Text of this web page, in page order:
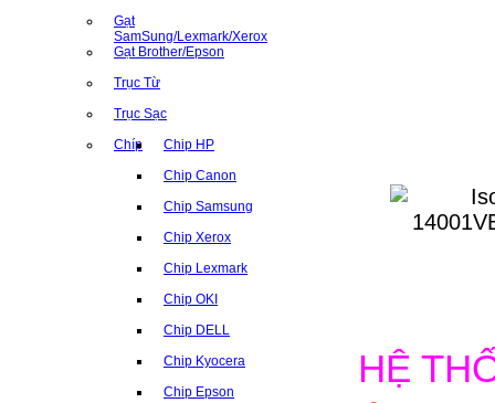
Gạt
SamSung/Lexmark/Xerox
Gạt Brother/Epson
Trục Từ
Trục Sạc
Chíp Chip HP
Chip Canon
Chip Samsung
Chip Xerox
Chip Lexmark
Chip OKI
Chip DELL
Chip Kyocera
Chip Epson
HỆ